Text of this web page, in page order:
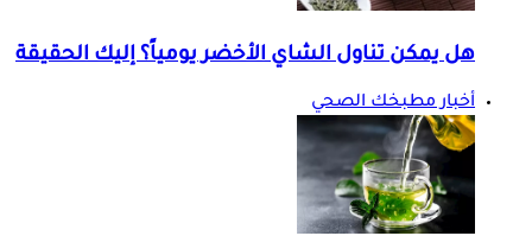
هل يمكن تناول الشاي الأخضر يومياً؟ إليك الحقيقة
أخبار مطبخك الصحي